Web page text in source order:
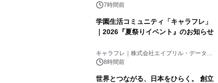
7時間前
学園生活コミュニティ「キャラフレ」
｜2026『夏祭りイベント』のお知らせ
キャラフレ｜株式会社エイプリル・データ・
デザインズ
8時間前
世界とつながる、日本をひらく。 創立